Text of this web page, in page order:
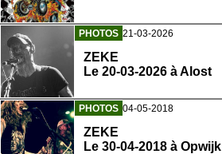
PHOTOS 21-03-2026
ZEKE
Le 20-03-2026 à Alost
PHOTOS 04-05-2018
ZEKE
Le 30-04-2018 à Opwijk